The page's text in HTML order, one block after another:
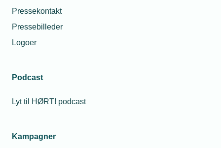
Pressekontakt
Pressebilleder
Logoer
Podcast
Lyt til HØRT! podcast
Kampagner
Varmeinstallation
bekendtgørelser i forbindelse med el-